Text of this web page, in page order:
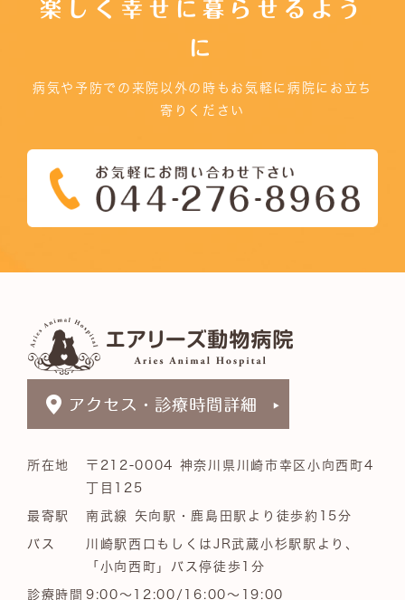
楽しく幸せに暮らせるよう
に
病気や予防での来院以外の時もお気軽に病院にお立ち
寄りください
所在地
〒212-0004 神奈川県川崎市幸区小向西町4
丁目125
最寄駅 南武線 矢向駅・鹿島田駅より徒歩約15分
バス
川崎駅西口もしくはJR武蔵小杉駅駅より、
「小向西町」バス停徒歩1分
診療時間 9:00～12:00/16:00～19:00